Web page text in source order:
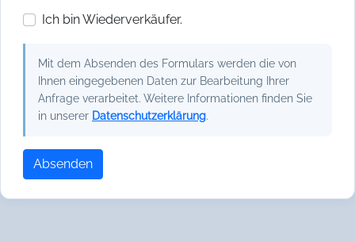
Ich bin Wiederverkäufer.
Mit dem Absenden des Formulars werden die von
Ihnen eingegebenen Daten zur Bearbeitung Ihrer
Anfrage verarbeitet. Weitere Informationen finden Sie
in unserer Datenschutzerklärung.
Absenden